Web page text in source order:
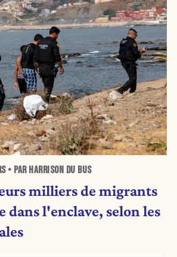
• PAR HARRISON DU BUS
milliers de migrants
dans l'enclave, selon les